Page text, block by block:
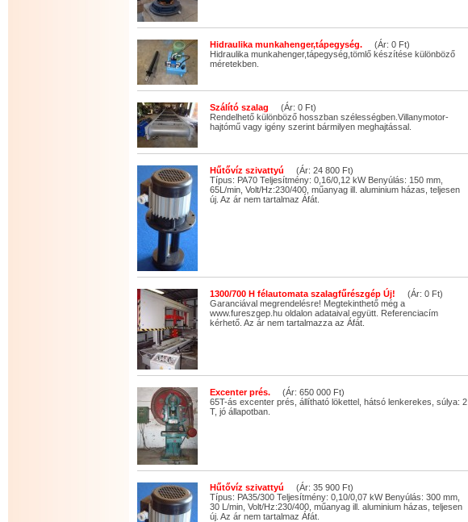
Hidraulika munkahenger,tápegység. (Ár: 0 Ft)
Hidraulika munkahenger,tápegység,tömlő készítése különböző
méretekben.
Szálító szalag (Ár: 0 Ft)
Rendelhető különböző hosszban szélességben.Villanymotor-
hajtómű vagy igény szerint bármilyen meghajtással.
Hűtővíz szivattyú (Ár: 24 800 Ft)
Típus: PA70 Teljesítmény: 0,16/0,12 kW Benyúlás: 150 mm,
65L/min, Volt/Hz:230/400, műanyag ill. aluminium házas, teljesen
új. Az ár nem tartalmaz Áfát.
1300/700 H félautomata szalagfűrészgép Új! (Ár: 0 Ft)
Garanciával megrendelésre! Megtekinthető még a
www.fureszgep.hu oldalon adataival együtt. Referenciacím
kérhető. Az ár nem tartalmazza az Áfát.
Excenter prés. (Ár: 650 000 Ft)
65T-ás excenter prés, állítható lökettel, hátsó lenkerekes, súlya: 2
T, jó állapotban.
Hűtővíz szivattyú (Ár: 35 900 Ft)
Típus: PA35/300 Teljesítmény: 0,10/0,07 kW Benyúlás: 300 mm,
30 L/min, Volt/Hz:230/400, műanyag ill. aluminium házas, teljesen
új. Az ár nem tartalmaz Áfát.